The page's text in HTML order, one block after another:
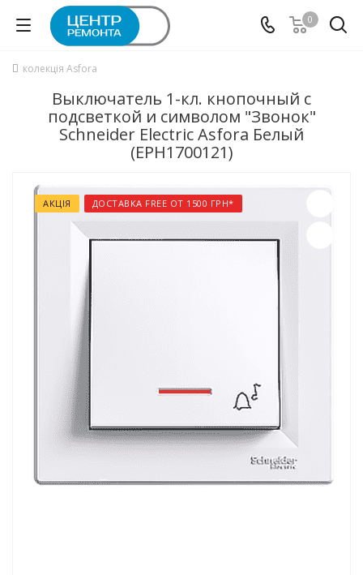
0
колекція Asfora
Выключатель 1-кл. кнопочный с
подсветкой и символом "Звонок"
Schneider Electric Asfora Белый
(EPH1700121)
АКЦІЯ ДОСТАВКА FREE ОТ 1500 ГРН*